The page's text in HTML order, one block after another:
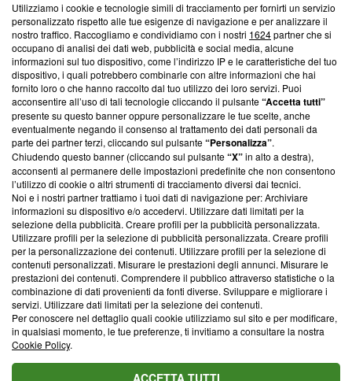
Questa sezione offre informazioni trasparenti su Blasting
News, sui nostri processi editoriali e su come ci impegniamo a
creare news di qualità. Inoltre, afferma la nostra aderenza a
‘Trust Project - News with Integrity’Blasting News non è
ancora membro del programma, ma ha richiesto di farne
parte; Trust Project non ha ancora effettuato una verifica di
conformità agli standard.
Su di noi
Team editoriale
Corporate
Redazione
Informativa Privacy
Cookie Policy
Blasting SA, IDI CHE-247.845.224, Via Carlo Frasca, 3 - 6900
Lugano (Svizzera) Tel:+39 0690258937
© 2026 Blasting News
Utilizziamo i cookie e tecnologie simili di tracciamento per fornirti un servizio
personalizzato rispetto alle tue esigenze di navigazione e per analizzare il
nostro traffico. Raccogliamo e condividiamo con i nostri 1624partner che si
occupano di analisi dei dati web, pubblicità e social media, alcune
informazioni sul tuo dispositivo, come l’indirizzo IP e le caratteristiche del tuo
dispositivo, i quali potrebbero combinarle con altre informazioni che hai
fornito loro o che hanno raccolto dal tuo utilizzo dei loro servizi. Puoi
acconsentire all’uso di tali tecnologie cliccando il pulsante“Accetta tutti”
presente su questo banner oppure personalizzare le tue scelte, anche
eventualmente negando il consenso al trattamento dei dati personali da
parte dei partner terzi, cliccando sul pulsante“Personalizza”.
Chiudendo questo banner (cliccando sul pulsante“X”in alto a destra),
acconsenti al permanere delle impostazioni predefinite che non consentono
l’utilizzo di cookie o altri strumenti di tracciamento diversi dai tecnici.
Noi e i nostri partner trattiamo i tuoi dati di navigazione per: Archiviare
informazioni su dispositivo e/o accedervi. Utilizzare dati limitati per la
selezione della pubblicità. Creare profili per la pubblicità personalizzata.
Utilizzare profili per la selezione di pubblicità personalizzata. Creare profili
per la personalizzazione dei contenuti. Utilizzare profili per la selezione di
contenuti personalizzati. Misurare le prestazioni degli annunci. Misurare le
prestazioni dei contenuti. Comprendere il pubblico attraverso statistiche o la
combinazione di dati provenienti da fonti diverse. Sviluppare e migliorare i
servizi. Utilizzare dati limitati per la selezione dei contenuti.
Per conoscere nel dettaglio quali cookie utilizziamo sul sito e per modificare,
in qualsiasi momento, le tue preferenze, ti invitiamo a consultare la nostra
Cookie Policy.
ACCETTA TUTTI